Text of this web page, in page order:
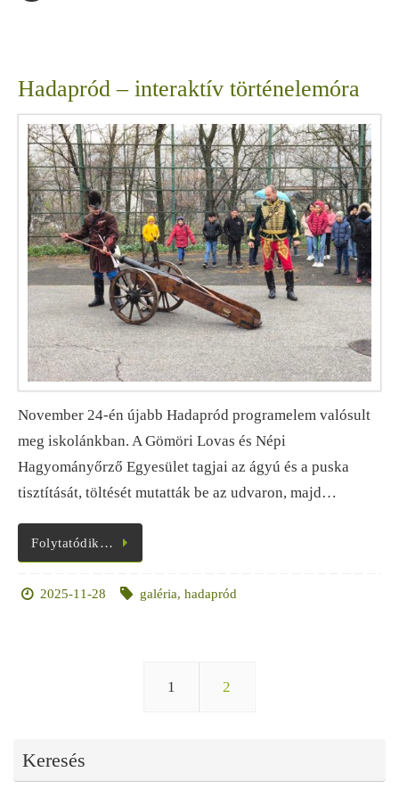
Hadapród – interaktív történelemóra
November 24-én újabb Hadapród programelem valósult
meg iskolánkban. A Gömöri Lovas és Népi
Hagyományőrző Egyesület tagjai az ágyú és a puska
tisztítását, töltését mutatták be az udvaron, majd…
Folytatódik…
2025-11-28 galéria, hadapród
1 2
Keresés